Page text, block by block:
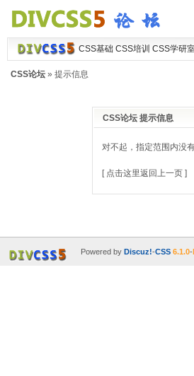
CSS基础 CSS培训 CSS学研
CSS论坛» 提示信息
CSS论坛 提示信息
对不起，指定范围内没
[ 点击这里返回上一页 ]
Powered by Discuz!-CSS 6.1.0-